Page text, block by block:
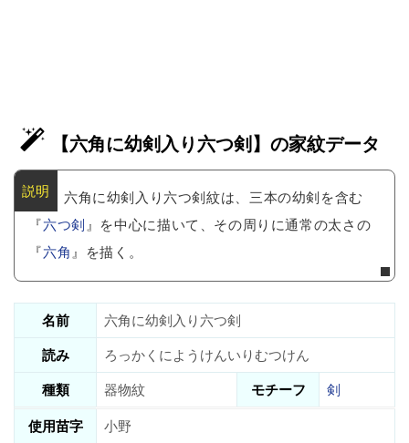
【六角に幼剣入り六つ剣】の家紋データ
六角に幼剣入り六つ剣紋は、三本の幼剣を含む
『六つ剣』を中心に描いて、その周りに通常の太さの
『六角』を描く。
名前
六角に幼剣入り六つ剣
読み
ろっかくにようけんいりむつけん
種類
器物紋 モチーフ
剣
使用苗字
小野